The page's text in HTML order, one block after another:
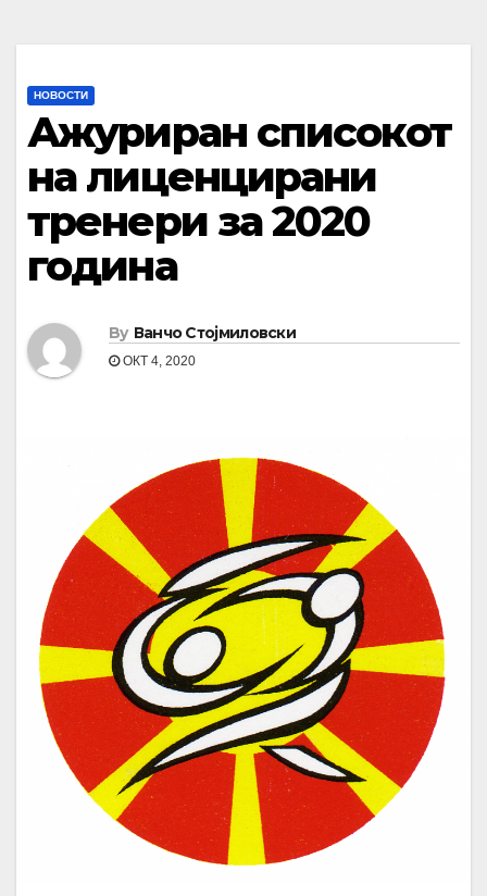
НОВОСТИ
Ажуриран списокот
на лиценцирани
тренери за 2020
година
By Ванчо Стојмиловски
ОКТ 4, 2020